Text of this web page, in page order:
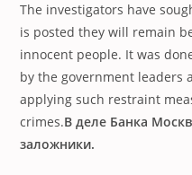
The investigators have
is posted they will remain
innocent people. It was
by the government leaders
applying such restraint
crimes.В деле Банка
заложники.